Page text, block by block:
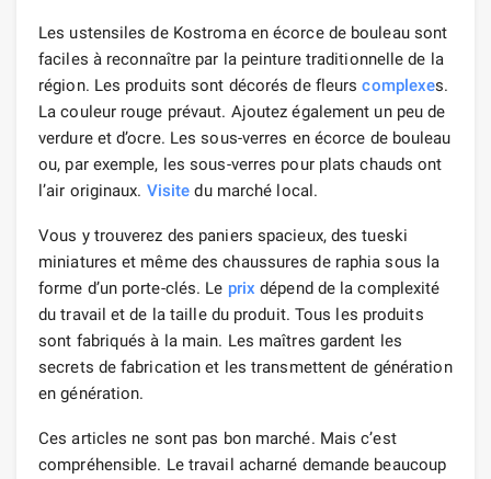
Les ustensiles de Kostroma en écorce de bouleau sont
faciles à reconnaître par la peinture traditionnelle de la
région. Les produits sont décorés de fleurscomplexes.
La couleur rouge prévaut. Ajoutez également un peu de
verdure et d’ocre. Les sous-verres en écorce de bouleau
ou, par exemple, les sous-verres pour plats chauds ont
l’air originaux. Visite du marché local.
Vous y trouverez des paniers spacieux, des tueski
miniatures et même des chaussures de raphia sous la
forme d’un porte-clés. Le prix dépend de la complexité
du travail et de la taille du produit. Tous les produits
sont fabriqués à la main. Les maîtres gardent les
secrets de fabrication et les transmettent de génération
en génération.
Ces articles ne sont pas bon marché. Mais c’est
compréhensible. Le travail acharné demande beaucoup